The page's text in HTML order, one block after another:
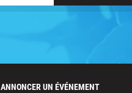
ANNONCER UN ÉVÉNEMENT